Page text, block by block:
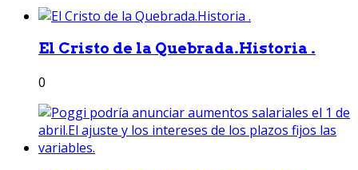
El Cristo de la Quebrada.Historia .
0